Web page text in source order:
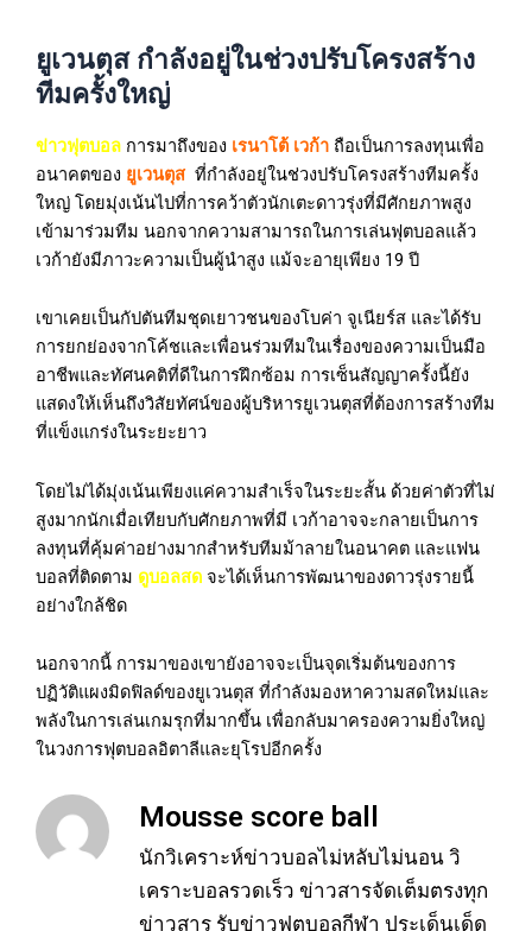
ยูเวนตุส กำลังอยู่ในช่วงปรับโครงสร้าง
ทีมครั้งใหญ่
ข่าวฟุตบอล การมาถึงของ เรนาโต้ เวก้า ถือเป็นการลงทุนเพื่อ
อนาคตของ ยูเวนตุส ที่กำลังอยู่ในช่วงปรับโครงสร้างทีมครั้ง
ใหญ่ โดยมุ่งเน้นไปที่การคว้าตัวนักเตะดาวรุ่งที่มีศักยภาพสูง
เข้ามาร่วมทีม นอกจากความสามารถในการเล่นฟุตบอลแล้ว
เวก้ายังมีภาวะความเป็นผู้นำสูง แม้จะอายุเพียง 19 ปี
เขาเคยเป็นกัปตันทีมชุดเยาวชนของโบค่า จูเนียร์ส และได้รับ
การยกย่องจากโค้ชและเพื่อนร่วมทีมในเรื่องของความเป็นมือ
อาชีพและทัศนคติที่ดีในการฝึกซ้อม การเซ็นสัญญาครั้งนี้ยัง
แสดงให้เห็นถึงวิสัยทัศน์ของผู้บริหารยูเวนตุสที่ต้องการสร้างทีม
ที่แข็งแกร่งในระยะยาว
โดยไม่ได้มุ่งเน้นเพียงแค่ความสำเร็จในระยะสั้น ด้วยค่าตัวที่ไม่
สูงมากนักเมื่อเทียบกับศักยภาพที่มี เวก้าอาจจะกลายเป็นการ
ลงทุนที่คุ้มค่าอย่างมากสำหรับทีมม้าลายในอนาคต และแฟน
บอลที่ติดตาม ดูบอลสด จะได้เห็นการพัฒนาของดาวรุ่งรายนี้
อย่างใกล้ชิด
นอกจากนี้ การมาของเขายังอาจจะเป็นจุดเริ่มต้นของการ
ปฏิวัติแผงมิดฟิลด์ของยูเวนตุส ที่กำลังมองหาความสดใหม่และ
พลังในการเล่นเกมรุกที่มากขึ้น เพื่อกลับมาครองความยิ่งใหญ่
ในวงการฟุตบอลอิตาลีและยุโรปอีกครั้ง
Mousse score ball
นักวิเคราะห์ข่าวบอลไม่หลับไม่นอน วิ
เคราะบอลรวดเร็ว ข่าวสารจัดเต็มตรงทุก
ข่าวสาร รับข่าวฟุตบอลกีฬา ประเด็นเด็ด